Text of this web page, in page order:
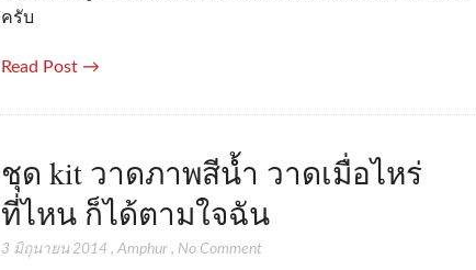
ครับ
Read Post →
ชุด kit วาดภาพสีน้ำ วาดเมื่อไหร่
ที่ไหน ก็ได้ตามใจฉัน
3 มิถุนายน 2014 , Amphur, No Comment